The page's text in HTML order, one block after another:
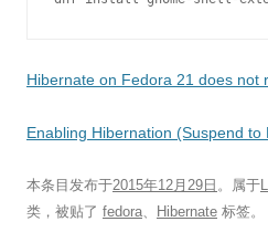
Hibernate on Fedora 21 does not
Enabling Hibernation (Suspend to
本条目发布于2015年12月29日 。属于
类，被贴了 fedora Hibernate 标签。